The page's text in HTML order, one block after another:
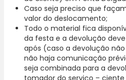
Caso seja preciso que
valor do deslocamento;
Todo o material fica
da festa e a devolução
após (caso a devolução
não haja comunicação
seja combinada para a
tomador do serviço –